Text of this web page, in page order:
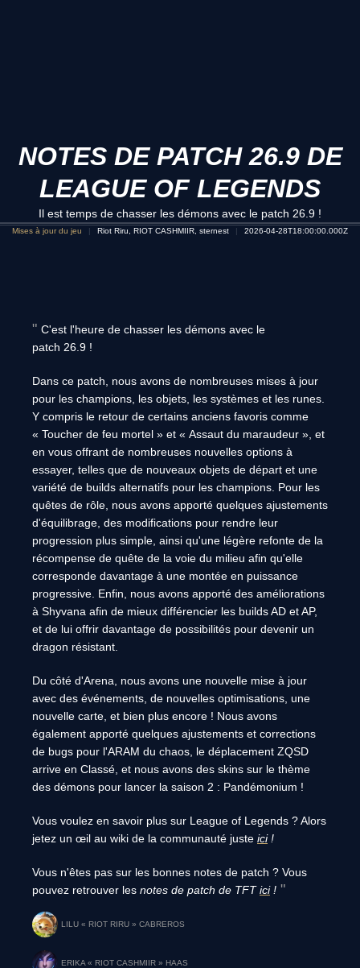
NOTES DE PATCH 26.9 DE
LEAGUE OF LEGENDS
Il est temps de chasser les démons avec le patch 26.9 !
Mises à jour du jeu Riot Riru, RIOT CASHMIIR, sternest 2026-04-28T18:00:00.000Z
C'est l'heure de chasser les démons avec le
patch 26.9 !
Dans ce patch, nous avons de nombreuses mises à jour
pour les champions, les objets, les systèmes et les runes.
Y compris le retour de certains anciens favoris comme
« Toucher de feu mortel » et « Assaut du maraudeur », et
en vous offrant de nombreuses nouvelles options à
essayer, telles que de nouveaux objets de départ et une
variété de builds alternatifs pour les champions. Pour les
quêtes de rôle, nous avons apporté quelques ajustements
d'équilibrage, des modifications pour rendre leur
progression plus simple, ainsi qu'une légère refonte de la
récompense de quête de la voie du milieu afin qu'elle
corresponde davantage à une montée en puissance
progressive. Enfin, nous avons apporté des améliorations
à Shyvana afin de mieux différencier les builds AD et AP,
et de lui offrir davantage de possibilités pour devenir un
dragon résistant.
Du côté d'Arena, nous avons une nouvelle mise à jour
avec des événements, de nouvelles optimisations, une
nouvelle carte, et bien plus encore ! Nous avons
également apporté quelques ajustements et corrections
de bugs pour l'ARAM du chaos, le déplacement ZQSD
arrive en Classé, et nous avons des skins sur le thème
des démons pour lancer la saison 2 : Pandémonium !
Vous voulez en savoir plus sur League of Legends ? Alors
jetez un œil au wiki de la communauté juste ici!
Vous n'êtes pas sur les bonnes notes de patch ? Vous
pouvez retrouver les notes de patch de TFTici!
LILU « RIOT RIRU » CABREROS
ERIKA « RIOT CASHMIIR » HAAS